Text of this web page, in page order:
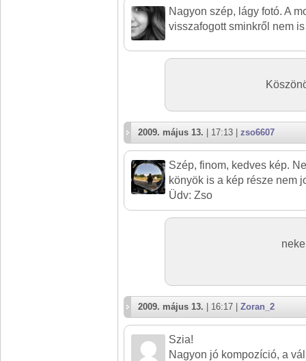
Nagyon szép, lágy fotó. A
visszafogott sminkről nem
2009. május 13. | 17:13 | zso6607
Szép, finom, kedves kép.
könyök is a kép része nem
Üdv: Zso
2009. május 13. | 16:17 | Zoran_2
Szia!
Nagyon jó kompozíció, a